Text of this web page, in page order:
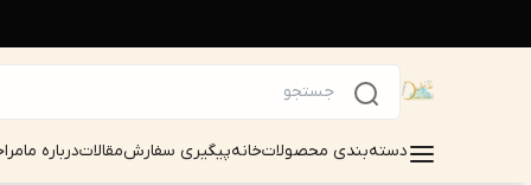
دسته‌بندی محصولاتخانهپیگیری سفارشمقالاتدرباره ما